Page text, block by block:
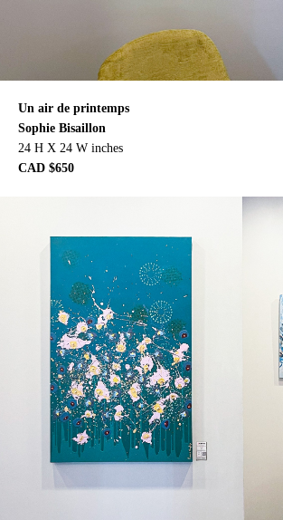
Un air de printemps
Sophie Bisaillon
24 H X 24 W inches
CAD $650